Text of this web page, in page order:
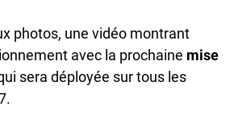
photos, une vidéo montrant
avec la prochaine mise
sera déployée sur tous les